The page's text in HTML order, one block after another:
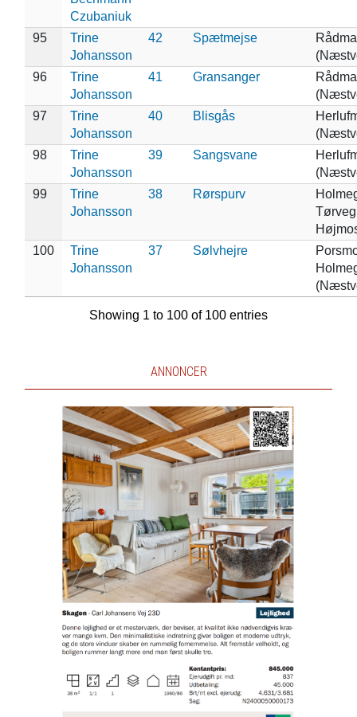
Czubaniuk
95
Trine
Johansson
42 Spætmejse
96
Trine
Johansson
41 Gransanger
97
Trine
Johansson
40 Blisgås
98
Trine
Johansson
39 Sangsvane
99
Trine
Johansson
38 Rørspurv
100
Trine
Johansson
37 Sølvhejre
Showing 1 to 100 of 100 entries
ANNONCER